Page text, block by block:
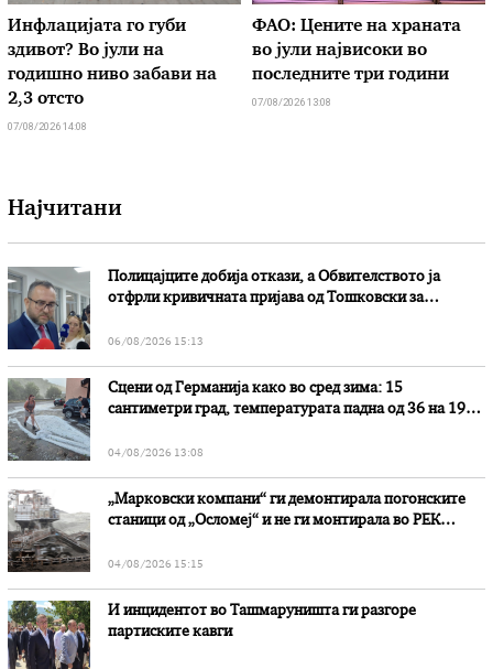
Инфлацијата го губи
здивот? Во јули на
годишно ниво забави на
2,3 отсто
07/08/2026 14:08
ФАО: Цените на храната
во јули највисоки во
последните три години
07/08/2026 13:08
Најчитани
Полицајците добија откази, а Обвителството ја
отфрли кривичната пријава од Тошковски за
06/08/2026 15:13
Сцени од Германија како во сред зима: 15
сантиметри град, температурата падна од 36 на 19
04/08/2026 13:08
„Марковски компани“ ги демонтирала погонските
станици од „Осломеј“ и не ги монтирала во РЕК
04/08/2026 15:15
И инцидентот во Ташмаруништa ги разгоре
партиските кавги